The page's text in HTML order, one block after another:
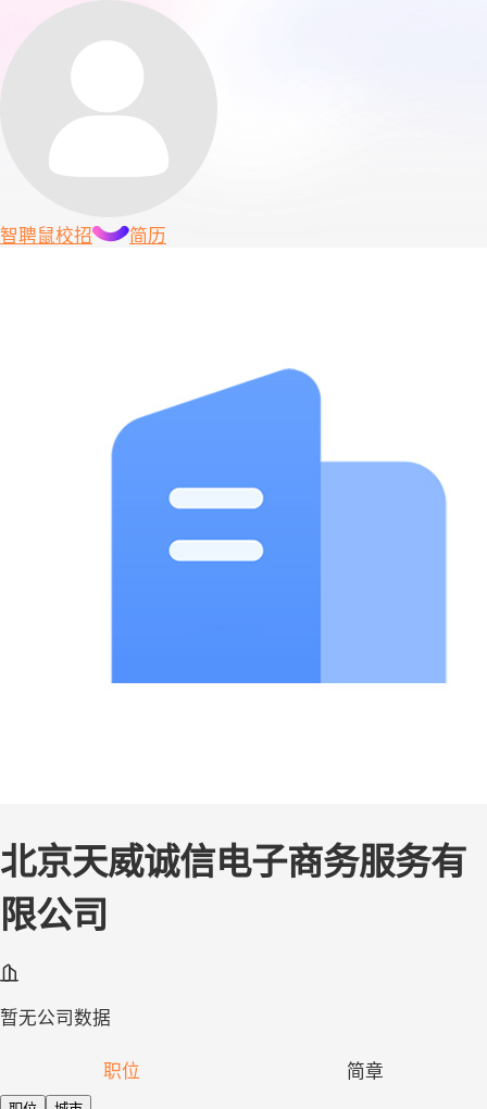
智聘鼠校招 简历
北京天威诚信电子商务服务有
限公司
暂无公司数据
职位 简章